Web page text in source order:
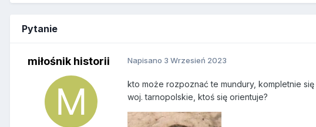
Pytanie
miłośnik historii Napisano 3 Wrzesień 2023
kto może rozpoznać te mundury, kompletnie
woj. tarnopolskie, ktoś się orientuje?